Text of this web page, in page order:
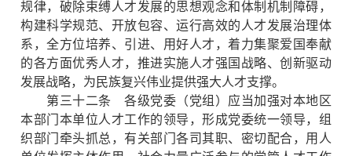
规律，破除束缚人才发展的思想观念和体制机制障碍，
构建科学规范、开放包容、运行高效的人才发展治理体
系，全方位培养、引进、用好人才，着力集聚爱国奉献
的各方面优秀人才，推进实施人才强国战略、创新驱动
发展战略，为民族复兴伟业提供强大人才支撑。
第三十二条 各级党委（党组）应当加强对本地区
本部门本单位人才工作的领导，形成党委统一领导，组
织部门牵头抓总，有关部门各司其职、密切配合，用人